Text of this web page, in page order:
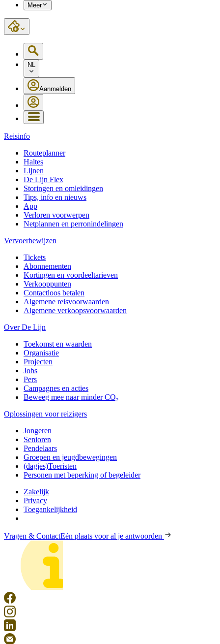
Meer
NL
Aanmelden
Reisinfo
Routeplanner
Haltes
Lijnen
De Lijn Flex
Storingen en omleidingen
Tips, info en nieuws
App
Verloren voorwerpen
Netplannen en perronindelingen
Vervoerbewijzen
Tickets
Abonnementen
Kortingen en voordeeltarieven
Verkooppunten
Contactloos betalen
Algemene reisvoorwaarden
Algemene verkoopsvoorwaarden
Over De Lijn
Toekomst en waarden
Organisatie
Projecten
Jobs
Pers
Campagnes en acties
Beweeg mee naar minder CO₂
Oplossingen voor reizigers
Jongeren
Senioren
Pendelaars
Groepen en jeugdbewegingen
(dagjes)Toeristen
Personen met beperking of begeleider
Zakelijk
Privacy
Toegankelijkheid
Vragen & ContactEén plaats voor al je antwoorden